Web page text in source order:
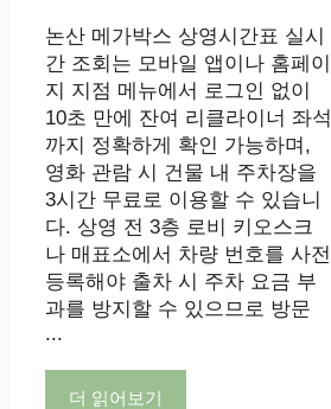
논산 메가박스 상영시간표 실시
간 조회는 모바일 앱이나 홈페이
지 지점 메뉴에서 로그인 없이
10초 만에 잔여 리클라이너 좌석
까지 정확하게 확인 가능하며,
영화 관람 시 건물 내 주차장을
3시간 무료로 이용할 수 있습니
다. 상영 전 3층 로비 키오스크
나 매표소에서 차량 번호를 사전
등록해야 출차 시 주차 요금 부
과를 방지할 수 있으므로 방문
...
더 읽어보기